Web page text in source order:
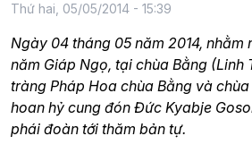
Thứ hai, 05/05/2014 - 15:39
Ngày 04 tháng 05 năm 2014, nhằm
năm Giáp Ngọ, tại chùa Bằng (Linh
tràng Pháp Hoa chùa Bằng và
hoan hỷ cung đón Đức Kyabje
phái đoàn tới thăm bản tự.